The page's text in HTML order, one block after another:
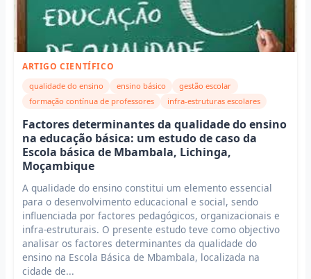
ARTIGO CIENTÍFICO
qualidade do ensino ensino básico
gestão escolar
formação contínua de professores
infra-estruturas escolares
Factores determinantes da qualidade do ensino
na educação básica: um estudo de caso da
Escola básica de Mbambala, Lichinga,
Moçambique
A qualidade do ensino constitui um elemento essencial
para o desenvolvimento educacional e social, sendo
influenciada por factores pedagógicos, organizacionais e
infra-estruturais. O presente estudo teve como objectivo
analisar os factores determinantes da qualidade do
ensino na Escola Básica de Mbambala, localizada na
cidade de...